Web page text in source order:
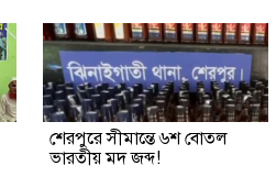
শেরপুরে সীমান্তে ৬শ বোতল
ভারতীয় মদ জব্দ!